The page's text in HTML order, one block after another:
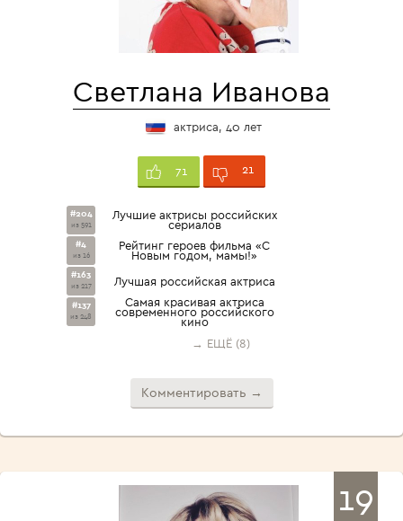
Светлана Иванова
актриса, 40 лет
71 21
#204
из 591
Лучшие актрисы российских
сериалов
#4
из 16
Рейтинг героев фильма «С
Новым годом, мамы!»
#163
из 217 Лучшая российская актриса
#137
из 248
Cамая красивая актриса
современного российского
кино
→ ЕЩЁ (8)
Комментировать →
19